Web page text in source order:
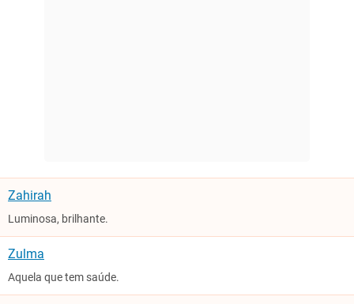
Zahirah
Luminosa, brilhante.
Zulma
Aquela que tem saúde.